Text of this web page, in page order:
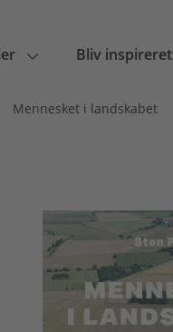
Bliv inspireret
Mennesket i landskabet